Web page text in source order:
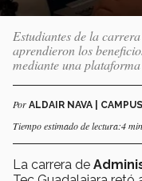
Estudiantes de la
aprendieron los
mediante una
Por ALDAIR NAVA |
Tiempo estimado de lectura:4
La carrera de